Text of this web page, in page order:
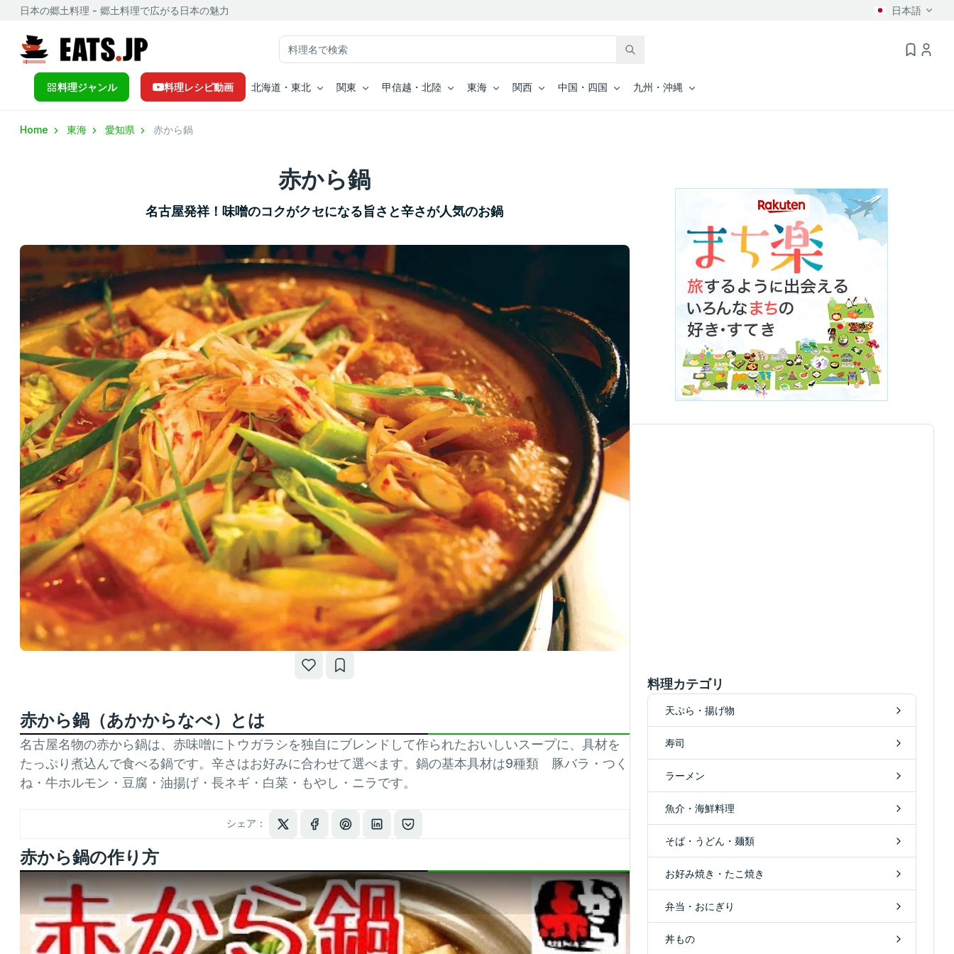
日本の郷土料理 - 郷土料理で広がる日本の魅力 日本語
料理ジャンル 料理レシピ動画 北海道・東北 関東 甲信越・北陸 東海 関西 中国・四国 九州・沖縄
Home 東海 愛知県 赤から鍋
赤から鍋
名古屋発祥！味噌のコクがクセになる旨さと辛さが人気のお鍋
赤から鍋（あかからなべ）とは
名古屋名物の赤から鍋は、赤味噌にトウガラシを独自にブレンドして作られたおいしいスープに、具材を
たっぷり煮込んで食べる鍋です。辛さはお好みに合わせて選べます。鍋の基本具材は9種類 豚バラ・つく
ね・牛ホルモン・豆腐・油揚げ・長ネギ・白菜・もやし・ニラです。
シェア：
赤から鍋の作り方
料理カテゴリ
天ぷら・揚げ物
寿司
ラーメン
魚介・海鮮料理
そば・うどん・麺類
お好み焼き・たこ焼き
弁当・おにぎり
丼もの